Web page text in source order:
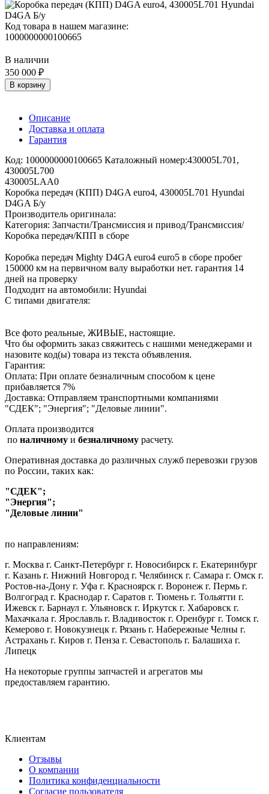
Код товара в нашем магазине:
1000000000100665
В наличии
350 000 ₽
В корзину
Описание
Доставка и оплата
Гарантия
Код: 1000000000100665 Каталожный номер:430005L701,
430005L700
430005LAA0
Коробка передач (КПП) D4GA euro4, 430005L701 Hyundai
D4GA Б/у
Производитель оригинала:
Категория: Запчасти/Трансмиссия и привод/Трансмиссия/
Коробка передач/КПП в сборе
Коробка передач Mighty D4GA euro4 euro5 в сборе пробег
150000 км на первичном валу выработки нет. гарантия 14
дней на проверку
Подходит на автомобили: Hyundai
С типами двигателя:
Все фото реальные, ЖИВЫЕ, настоящие.
Что бы оформить заказ свяжитесь с нашими менеджерами и
назовите код(ы) товара из текста объявления.
Гарантия:
Оплата: При оплате безналичным способом к цене
прибавляется 7%
Доставка: Отправляем транспортными компаниями
"СДЕК"; "Энергия"; "Деловые линии".
Оплата производится
по наличному и безналичному расчету.
Оперативная доставка до различных служб перевозки грузов
по России, таких как:
"СДЕК";
"Энергия";
"Деловые линии"
по направлениям:
г. Москва г. Санкт-Петербург г. Новосибирск г. Екатеринбург
г. Казань г. Нижний Новгород г. Челябинск г. Самара г. Омск г.
Ростов-на-Дону г. Уфа г. Красноярск г. Воронеж г. Пермь г.
Волгоград г. Краснодар г. Саратов г. Тюмень г. Тольятти г.
Ижевск г. Барнаул г. Ульяновск г. Иркутск г. Хабаровск г.
Махачкала г. Ярославль г. Владивосток г. Оренбург г. Томск г.
Кемерово г. Новокузнецк г. Рязань г. Набережные Челны г.
Астрахань г. Киров г. Пенза г. Севастополь г. Балашиха г.
Липецк
На некоторые группы запчастей и агрегатов мы
предоставляем гарантию.
Клиентам
Отзывы
О компании
Политика конфиденциальности
Согласие пользователя